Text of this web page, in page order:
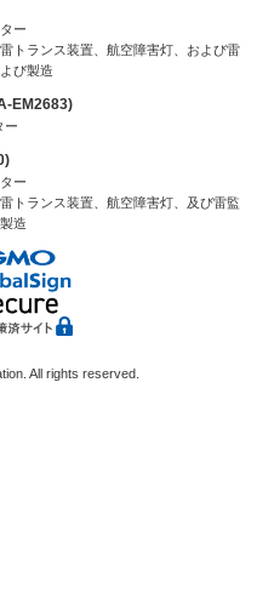
ー
トランス装置、航空障害灯、および雷
び製造
EM2683)
ー
ー
トランス装置、航空障害灯、及び雷監
造
All rights reserved.